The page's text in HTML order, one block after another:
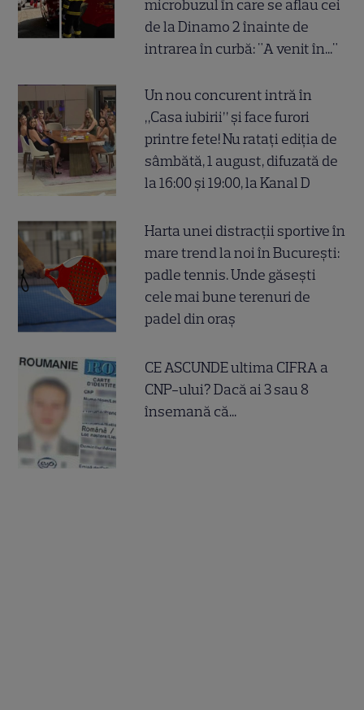
microbuzul în care se aflau cei
de la Dinamo 2 înainte de
intrarea în curbă: "A venit în..."
Un nou concurent intră în
„Casa iubirii” și face furori
printre fete! Nu ratați ediția de
sâmbătă, 1 august, difuzată de
la 16:00 și 19:00, la Kanal D
Harta unei distracții sportive în
mare trend la noi în București:
padle tennis. Unde găsești
cele mai bune terenuri de
padel din oraș
CE ASCUNDE ultima CIFRA a
CNP-ului? Dacă ai 3 sau 8
însemană că...